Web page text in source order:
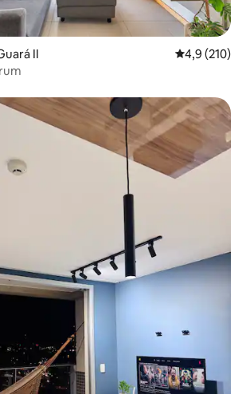
II 4,9 av 5 i
4,9 (210)